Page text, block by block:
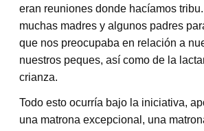
eran reuniones donde hacíamos
muchas madres y algunos padres
que nos preocupaba en relación a
nuestros peques, así como de la
crianza.
Todo esto ocurría bajo la iniciativa,
una matrona excepcional, una